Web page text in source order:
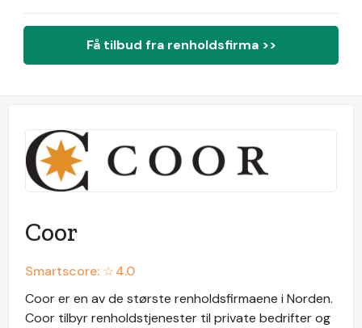
Få tilbud fra renholdsfirma >>
Coor
Smartscore: ☆4.0
Coor er en av de største renholdsfirmaene i Norden.
Coor tilbyr renholdstjenester til private bedrifter og